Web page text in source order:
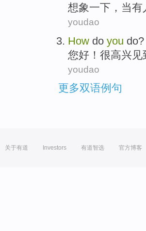
想象一下 ， 当有
youdao
How do you do?
您好 ！很高兴 见
youdao
更多双语例句
关于有道 Investors 有道智选 官方博客